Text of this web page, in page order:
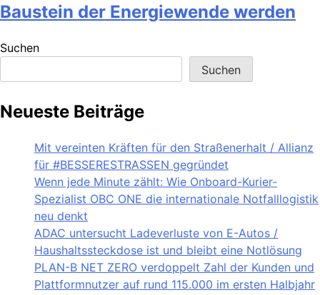
Baustein der Energiewende werden
Suchen
Suchen
Neueste Beiträge
Mit vereinten Kräften für den Straßenerhalt / Allianz
für #BESSERESTRASSEN gegründet
Wenn jede Minute zählt: Wie Onboard-Kurier-
Spezialist OBC ONE die internationale Notfalllogistik
neu denkt
ADAC untersucht Ladeverluste von E-Autos /
Haushaltssteckdose ist und bleibt eine Notlösung
PLAN-B NET ZERO verdoppelt Zahl der Kunden und
Plattformnutzer auf rund 115.000 im ersten Halbjahr